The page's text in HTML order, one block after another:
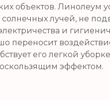
объектов. Линолеум
лучей, не
и
переносит
его легкой
эффектом.